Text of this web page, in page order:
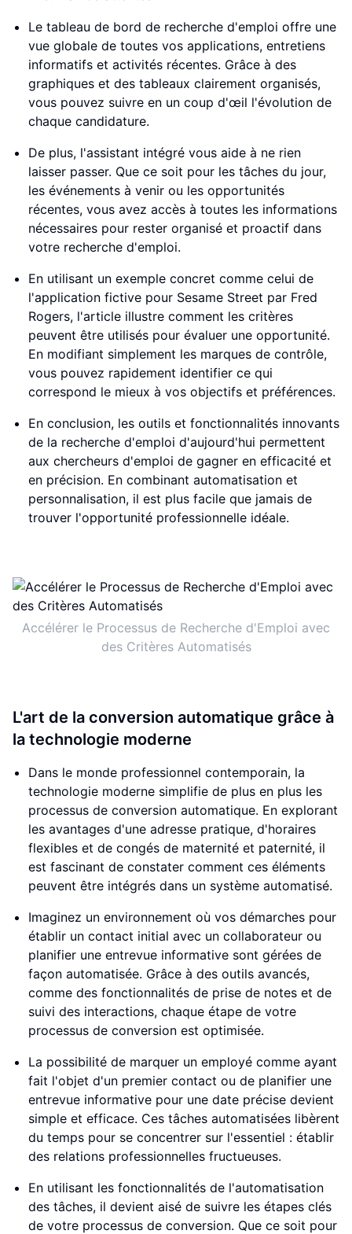
Le tableau de bord de recherche d'emploi offre une
vue globale de toutes vos applications, entretiens
informatifs et activités récentes. Grâce à des
graphiques et des tableaux clairement organisés,
vous pouvez suivre en un coup d'œil l'évolution de
chaque candidature.
De plus, l'assistant intégré vous aide à ne rien
laisser passer. Que ce soit pour les tâches du jour,
les événements à venir ou les opportunités
récentes, vous avez accès à toutes les informations
nécessaires pour rester organisé et proactif dans
votre recherche d'emploi.
En utilisant un exemple concret comme celui de
l'application fictive pour Sesame Street par Fred
Rogers, l'article illustre comment les critères
peuvent être utilisés pour évaluer une opportunité.
En modifiant simplement les marques de contrôle,
vous pouvez rapidement identifier ce qui
correspond le mieux à vos objectifs et préférences.
En conclusion, les outils et fonctionnalités innovants
de la recherche d'emploi d'aujourd'hui permettent
aux chercheurs d'emploi de gagner en efficacité et
en précision. En combinant automatisation et
personnalisation, il est plus facile que jamais de
trouver l'opportunité professionnelle idéale.
Accélérer le Processus de Recherche d'Emploi avec
des Critères Automatisés
L'art de la conversion automatique grâce à
la technologie moderne
Dans le monde professionnel contemporain, la
technologie moderne simplifie de plus en plus les
processus de conversion automatique. En explorant
les avantages d'une adresse pratique, d'horaires
flexibles et de congés de maternité et paternité, il
est fascinant de constater comment ces éléments
peuvent être intégrés dans un système automatisé.
Imaginez un environnement où vos démarches pour
établir un contact initial avec un collaborateur ou
planifier une entrevue informative sont gérées de
façon automatisée. Grâce à des outils avancés,
comme des fonctionnalités de prise de notes et de
suivi des interactions, chaque étape de votre
processus de conversion est optimisée.
La possibilité de marquer un employé comme ayant
fait l'objet d'un premier contact ou de planifier une
entrevue informative pour une date précise devient
simple et efficace. Ces tâches automatisées libèrent
du temps pour se concentrer sur l'essentiel : établir
des relations professionnelles fructueuses.
En utilisant les fonctionnalités de l'automatisation
des tâches, il devient aisé de suivre les étapes clés
de votre processus de conversion. Que ce soit pour